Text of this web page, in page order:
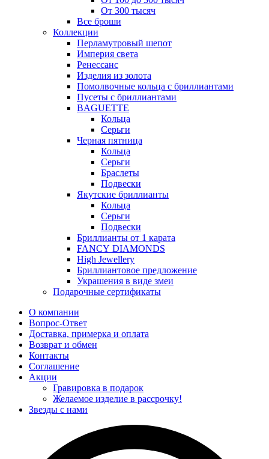
От 300 тысяч
Все броши
Коллекции
Перламутровый шепот
Империя света
Ренессанс
Изделия из золота
Помолвочные кольца с бриллиантами
Пусеты с бриллиантами
BAGUETTE
Кольца
Серьги
Черная пятница
Кольца
Серьги
Браслеты
Подвески
Якутские бриллианты
Кольца
Серьги
Подвески
Бриллианты от 1 карата
FANCY DIAMONDS
High Jewellery
Бриллиантовое предложение
Украшения в виде змеи
Подарочные сертификаты
О компании
Вопрос-Ответ
Доставка, примерка и оплата
Возврат и обмен
Контакты
Соглашение
Акции
Гравировка в подарок
Желаемое изделие в рассрочку!
Звезды с нами